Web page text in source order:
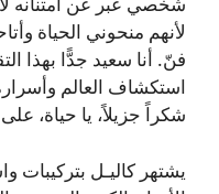
لأنهم منحوني الحياة
فنّ. أنا سعيد جدًّا بهذا
شكراً جزيلاً، يا حياة،
يشتهر كاليـل